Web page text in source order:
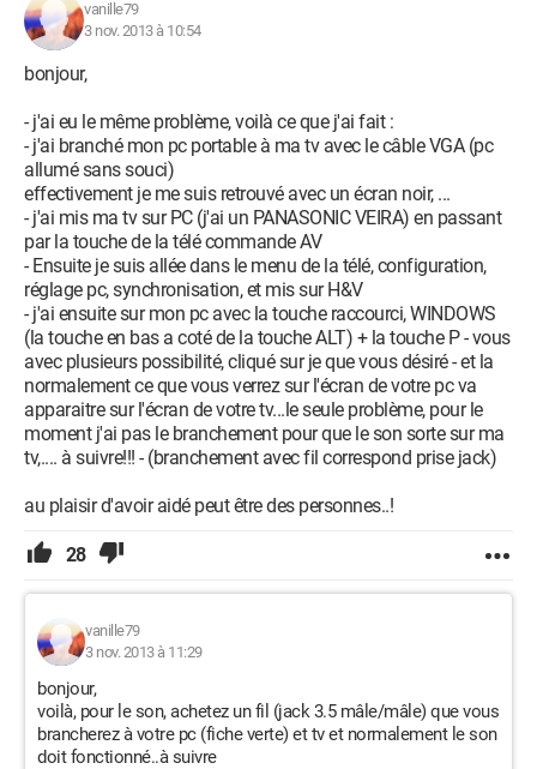
vanille79
3 nov. 2013 à 10:54
bonjour,
- j'ai eu le même problème, voilà ce que j'ai fait :
- j'ai branché mon pc portable à ma tv avec le câble VGA (pc
allumé sans souci)
effectivement je me suis retrouvé avec un écran noir, ...
- j'ai mis ma tv sur PC (j'ai un PANASONIC VEIRA) en passant
par la touche de la télé commande AV
- Ensuite je suis allée dans le menu de la télé, configuration,
réglage pc, synchronisation, et mis sur H&V
- j'ai ensuite sur mon pc avec la touche raccourci, WINDOWS
(la touche en bas a coté de la touche ALT) + la touche P - vous
avec plusieurs possibilité, cliqué sur je que vous désiré - et la
normalement ce que vous verrez sur l'écran de votre pc va
apparaitre sur l'écran de votre tv...le seule problème, pour le
moment j'ai pas le branchement pour que le son sorte sur ma
tv,.... à suivre!!! - (branchement avec fil correspond prise jack)
au plaisir d'avoir aidé peut être des personnes..!
28
vanille79
3 nov. 2013 à 11:29
bonjour,
voilà, pour le son, achetez un fil (jack 3.5 mâle/mâle) que vous
brancherez à votre pc (fiche verte) et tv et normalement le son
doit fonctionné..à suivre